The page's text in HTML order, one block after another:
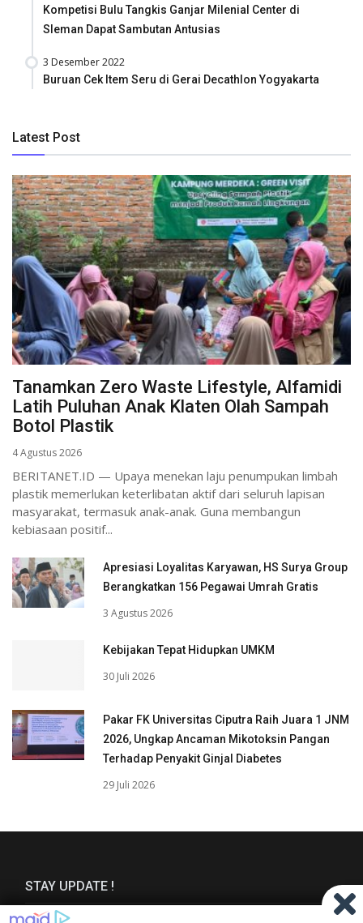
Kompetisi Bulu Tangkis Ganjar Milenial Center di
Sleman Dapat Sambutan Antusias
3 Desember 2022
Buruan Cek Item Seru di Gerai Decathlon Yogyakarta
Latest Post
Tanamkan Zero Waste Lifestyle, Alfamidi
Latih Puluhan Anak Klaten Olah Sampah
Botol Plastik
4 Agustus 2026
BERITANET.ID — Upaya menekan laju penumpukan limbah
plastik memerlukan keterlibatan aktif dari seluruh lapisan
masyarakat, termasuk anak-anak. Guna membangun
kebiasaan positif...
Apresiasi Loyalitas Karyawan, HS Surya Group
Berangkatkan 156 Pegawai Umrah Gratis
3 Agustus 2026
Kebijakan Tepat Hidupkan UMKM
30 Juli 2026
Pakar FK Universitas Ciputra Raih Juara 1 JNM
2026, Ungkap Ancaman Mikotoksin Pangan
Terhadap Penyakit Ginjal Diabetes
29 Juli 2026
STAY UPDATE !